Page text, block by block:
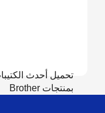
تحميل أحدث
بمنتجات Brother